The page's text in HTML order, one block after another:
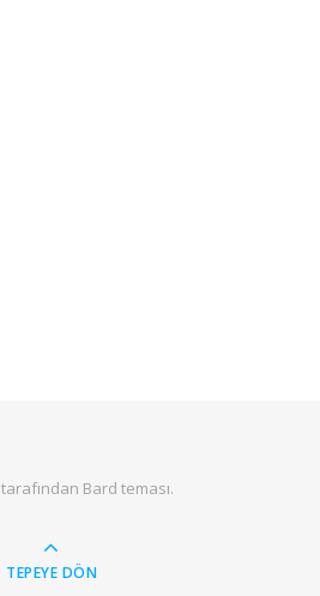
tarafından Bard teması.
TEPEYE DÖN